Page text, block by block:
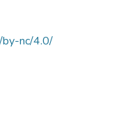
by-nc/4.0/